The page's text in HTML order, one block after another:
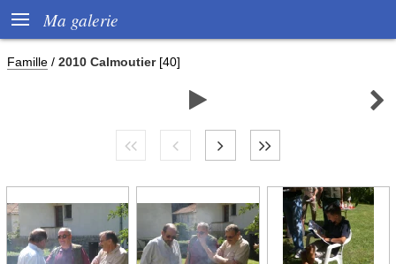
 Ma galerie
Famille / 2010 Calmoutier [40]
 